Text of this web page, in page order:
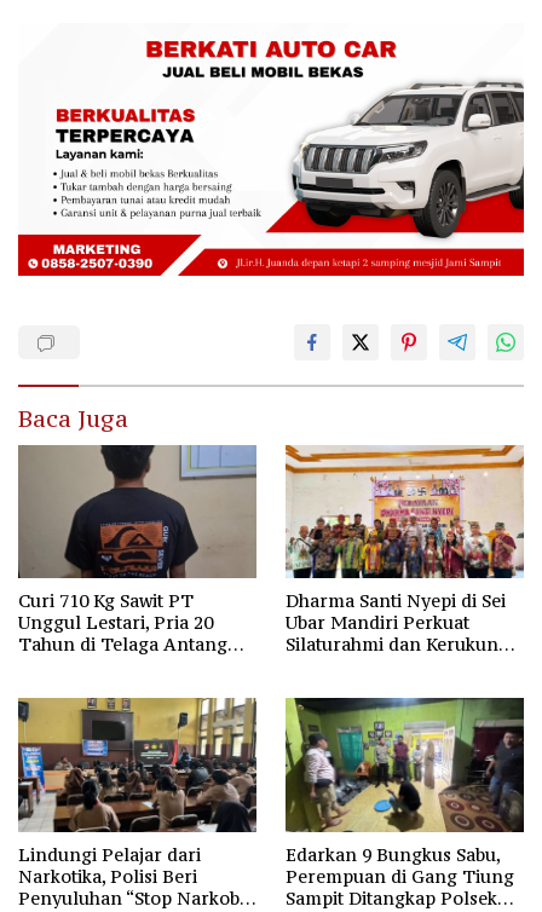
Baca Juga
Curi 710 Kg Sawit PT
Unggul Lestari, Pria 20
Tahun di Telaga Antang
Dharma Santi Nyepi di Sei
Ubar Mandiri Perkuat
Silaturahmi dan Kerukunan
Lindungi Pelajar dari
Narkotika, Polisi Beri
Penyuluhan “Stop Narkoba”
Edarkan 9 Bungkus Sabu,
Perempuan di Gang Tiung
Sampit Ditangkap Polsek